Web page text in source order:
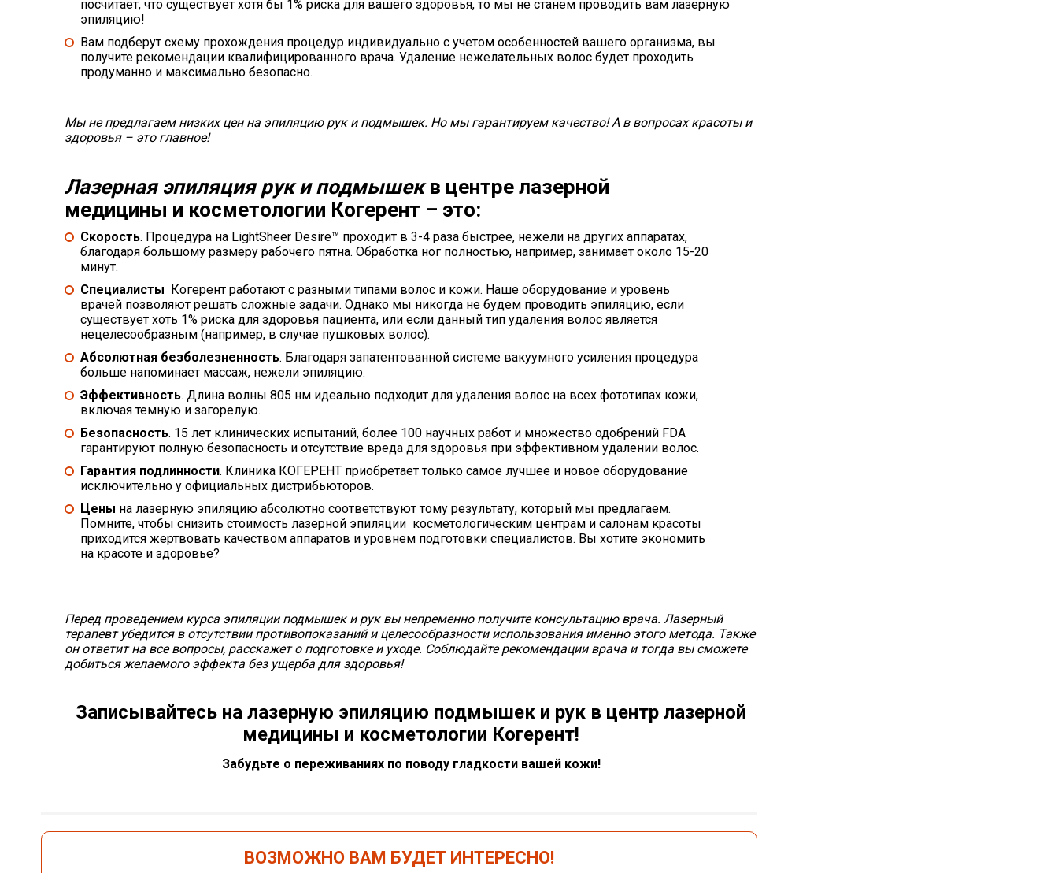
посчитает, что существует хотя бы 1% риска для вашего здоровья, то мы не станем проводить вам лазерную
эпиляцию!
Вам подберут схему прохождения процедур индивидуально с учетом особенностей вашего организма, вы
получите рекомендации квалифицированного врача. Удаление нежелательных волос будет проходить
продуманно и максимально безопасно.
Мы не предлагаем низких цен на эпиляцию рук и подмышек. Но мы гарантируем качество! А в вопросах красоты и
здоровья – это главное!
Лазерная эпиляция рук и подмышекв центре лазерной
мeдицины и косметологии Когерент – это:
Скорость. Процедура на LightSheer Desire™ проходит в 3-4 раза быстрее, нежели на других аппаратах,
благодаря большому размеру рабочего пятна. Обработка ног полностью, например, занимает около 15-20
минут.
Специалисты Когерент работают с разными типами волос и кожи. Наше оборудование и уровень
врачей позволяют решать сложные задачи. Однако мы никогда не будем проводить эпиляцию, если
существует хоть 1% риска для здоровья пациента, или если данный тип удаления волос является
нецелесообразным (например, в случае пушковых волос).
Абсолютная безболезненность. Благодаря запатентованной системе вакуумного усиления процедура
больше напоминает массаж, нежели эпиляцию.
Эффективность. Длина волны 805 нм идеально подходит для удаления волос на всех фототипах кожи,
включая темную и загорелую.
Безопасность. 15 лет клинических испытаний, более 100 научных работ и множество одобрений FDA
гарантируют полную безопасность и отсутствие вреда для здоровья при эффективном удалении волос.
Гарантия подлинности. Клиника КОГЕРЕНТ приобретает только самое лучшее и новое оборудование
исключительно у официальных дистрибьюторов.
Цены на лазерную эпиляцию абсолютно соответствуют тому результату, который мы предлагаем.
Помните, чтобы снизить стоимость лазерной эпиляции косметологическим центрам и салонам красоты
приходится жертвовать качеством аппаратов и уровнем подготовки специалистов. Вы хотите экономить
на красоте и здоровье?
Перед проведением курса эпиляции подмышек и рук вы непременно получите консультацию врача. Лазерный
терапевт убедится в отсутствии противопоказаний и целесообразности использования именно этого метода. Также
он ответит на все вопросы, расскажет о подготовке и уходе. Соблюдайте рекомендации врача и тогда вы сможете
добиться желаемого эффекта без ущерба для здоровья!
Записывайтесь на лазерную эпиляцию подмышек и рук в центр лазерной
медицины и косметологии Когерент!
Забудьте о переживаниях по поводу гладкости вашей кожи!
ВОЗМОЖНО ВАМ БУДЕТ ИНТЕРЕСНО!